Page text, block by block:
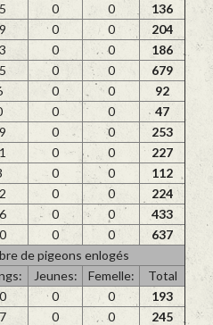
0 0
136
0 0
204
0 0
186
0 0
679
0 0
92
0 0
47
0 0
253
0 0
227
0 0
112
0 0
224
0 0
433
0 0
637
de pigeons enlogés
Jeunes: Femelle:
Total
0 0
193
0 0
245